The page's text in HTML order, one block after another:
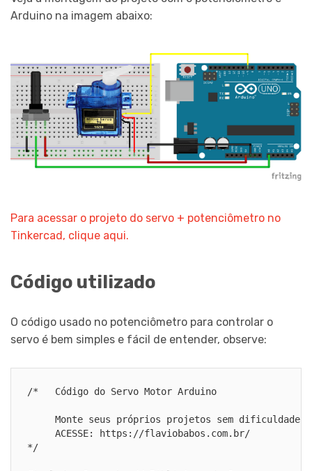
Arduino na imagem abaixo:
Para acessar o projeto do servo + potenciômetro no
Tinkercad, clique aqui.
Código utilizado
O código usado no potenciômetro para controlar o
servo é bem simples e fácil de entender, observe:
/*   Código do Servo Motor Arduino
Monte seus próprios projetos sem dificuldade
     ACESSE: https://flaviobabos.com.br/
*/